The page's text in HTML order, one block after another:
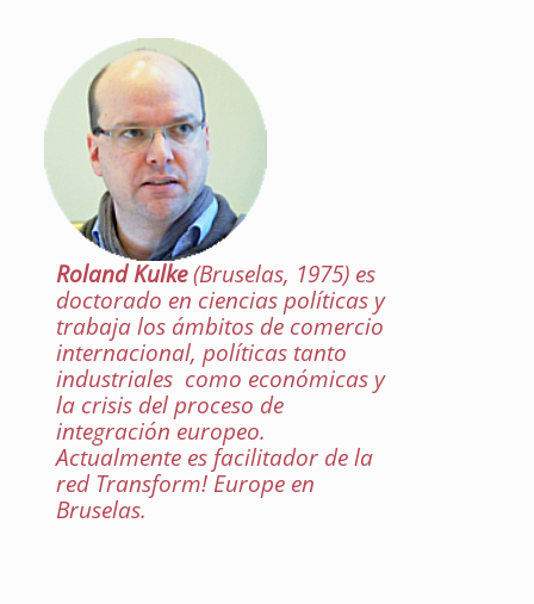
Roland Kulke(Bruselas, 1975) es
doctorado en ciencias políticas y
trabaja los ámbitos de comercio
internacional, políticas tanto
industriales como económicas y
la crisis del proceso de
integración europeo.
Actualmente es facilitador de la
red Transform! Europe en
Bruselas.